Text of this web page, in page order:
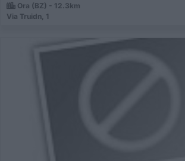
Ora (BZ) - 12.3km
Via Truidn, 1